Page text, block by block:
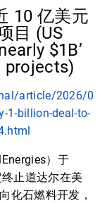
10 亿美元
目 (US
$1B’
projects)
article/2026/0
1-billion-deal-to-
）于
止道达尔在美
化石燃料开发，